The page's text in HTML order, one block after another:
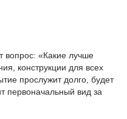
вопрос: «Какие лучше
конструкции для всех
прослужит долго, будет
первоначальный вид за